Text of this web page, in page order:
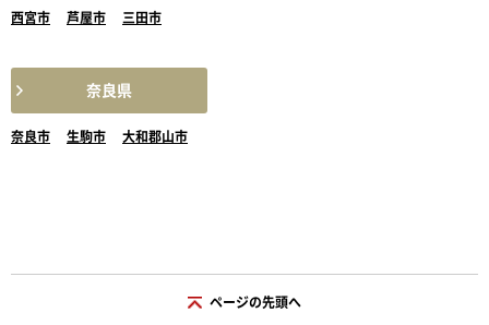
西宮市 芦屋市 三田市
奈良県
奈良市 生駒市 大和郡山市
ページの先頭へ